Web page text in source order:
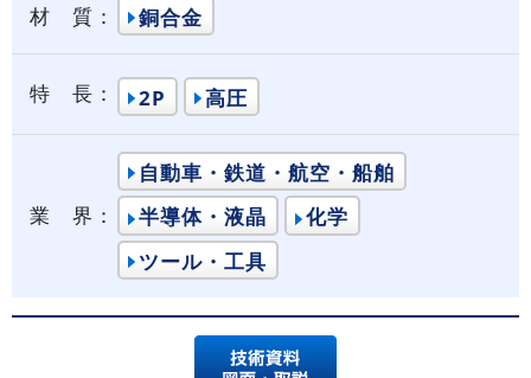
材 質： 銅合金
特 長： 2P 高圧
業 界：
自動車・鉄道・航空・船舶
半導体・液晶
化学
ツール・工具